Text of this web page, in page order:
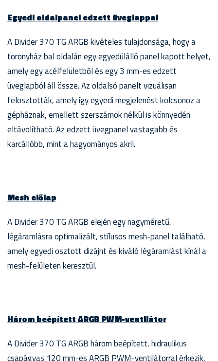
Egyedi oldalpanel edzett üveglappal
A Divider 370 TG ARGB kivételes tulajdonsága, hogy a
toronyház bal oldalán egy egyedülálló panel kapott helyet,
amely egy acélfelületből és egy 3 mm-es edzett
üveglapból áll össze. Az oldalsó panelt vizuálisan
felosztották, amely így egyedi megjelenést kölcsönöz a
gépháznak, emellett szerszámok nélkül is könnyedén
eltávolítható. Az edzett üvegpanel vastagabb és
karcállóbb, mint a hagyományos akril.
Mesh előlap
A Divider 370 TG ARGB elején egy nagyméretű,
légáramlásra optimalizált, stílusos mesh-panel található,
amely egyedi osztott dizájnt és kiváló légáramlást kínál a
mesh-felületen keresztül.
Három beépített ARGB PWM-ventilátor
A Divider 370 TG ARGB három beépített, hidraulikus
csapágyas 120 mm-es ARGB PWM-ventilátorral érkezik,